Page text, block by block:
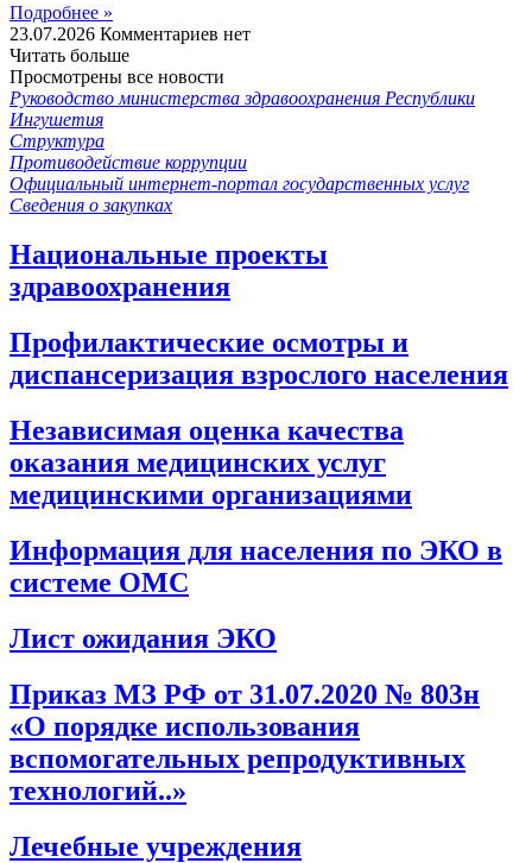
Подробнее »
23.07.2026 Комментариев нет
Читать больше
Просмотрены все новости
Руководство министерства здравоохранения Республики
Ингушетия
Структура
Противодействие коррупции
Официальный интернет-портал государственных услуг
Сведения о закупках
Национальные проекты
здравоохранения
Профилактические осмотры и
диспансеризация взрослого населения
Независимая оценка качества
оказания медицинских услуг
медицинскими организациями
Информация для населения по ЭКО в
системе ОМС
Лист ожидания ЭКО
Приказ МЗ РФ от 31.07.2020 № 803н
«О порядке использования
вспомогательных репродуктивных
технологий..»
Лечебные учреждения